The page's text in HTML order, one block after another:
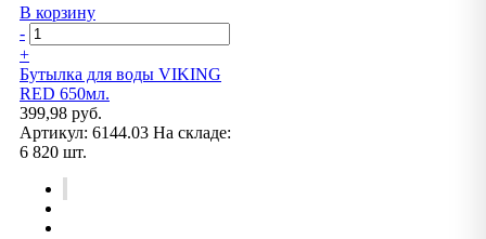
В корзину
-
+
Бутылка для воды VIKING
RED 650мл.
399,98 руб.
Артикул: 6144.03 На складе:
6 820 шт.